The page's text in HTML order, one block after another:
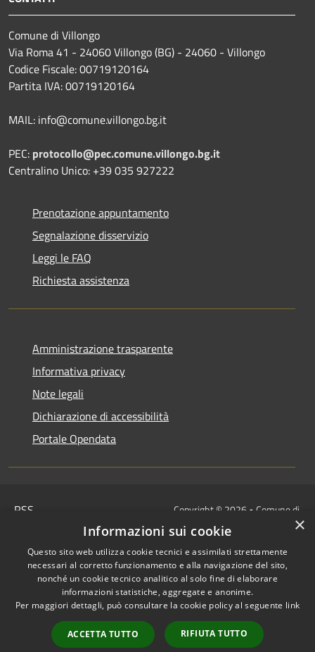
Comune di Villongo
Via Roma 41 - 24060 Villongo (BG) - 24060 - Villongo
Codice Fiscale: 00719120164
Partita IVA: 00719120164
MAIL: info@comune.villongo.bg.it
PEC: protocollo@pec.comune.villongo.bg.it
Centralino Unico: +39 035 927222
Prenotazione appuntamento
Segnalazione disservizio
Leggi le FAQ
Richiesta assistenza
Amministrazione trasparente
Informativa privacy
Note legali
Dichiarazione di accessibilità
Portale Opendata
RSS
Cookie
Mappa del sito
IBAN COMUNALI: per i cittadini
IT48Z0851453760000000120312
IT32I0100004306TU0000005820
Copyright © 2026 • Comune di
Villongo • Powered by
redazione
×
Informazioni sui cookie
Questo sito web utilizza cookie tecnici e assimilati strettamente
necessari al corretto funzionamento e alla navigazione del sito,
nonché un cookie tecnico analitico al solo fine di elaborare
informazioni statistiche, aggregate e anonime.
Per maggiori dettagli, può consultare la cookie policy al seguente link
ACCETTA TUTTO RIFIUTA TUTTO